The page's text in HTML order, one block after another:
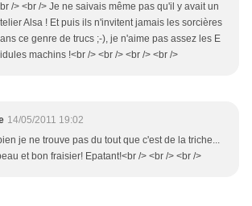
/> <br /> Je ne saivais même pas qu'il y avait un
Alsa ! Et puis ils n'invitent jamais les sorcières
ce genre de trucs ;-), je n'aime pas assez les E
machins !<br /> <br /> <br /> <br />
14/05/2011 19:02
je ne trouve pas du tout que c'est de la triche...
et bon fraisier! Epatant!<br /> <br /> <br />